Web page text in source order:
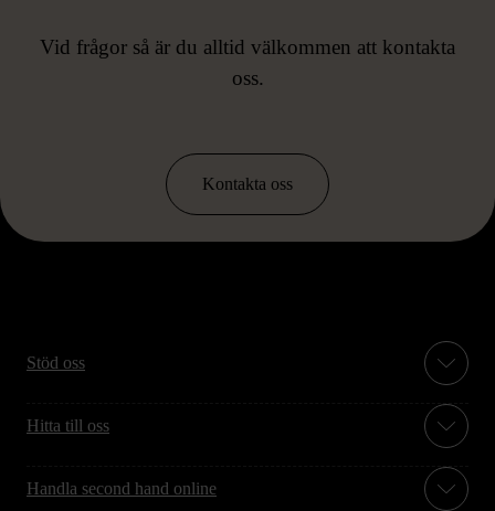
Vid frågor så är du alltid välkommen att kontakta
oss.
Kontakta oss
Stöd oss
Hitta till oss
Handla second hand online